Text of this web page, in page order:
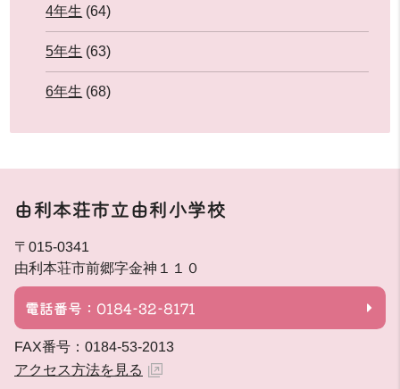
4年生 (64)
5年生 (63)
6年生 (68)
由利本荘市立由利小学校
〒015-0341
由利本荘市前郷字金神１１０
電話番号：0184-32-8171
FAX番号：0184-53-2013
アクセス方法を見る